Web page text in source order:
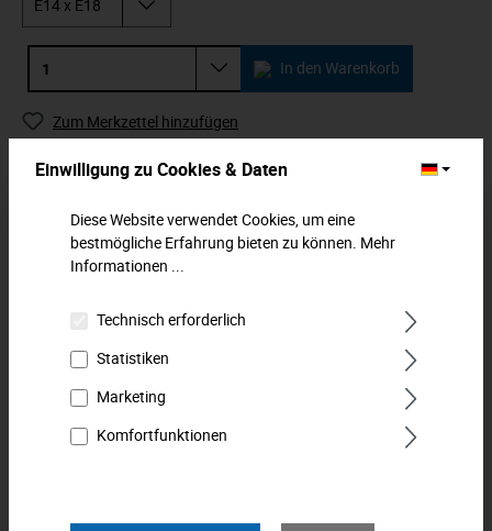
In den Warenkorb
Zum Merkzettel hinzufügen
Doppelringschlüssel, Außen-TORX®.Doppelringschlüssel,
gerade, Außen-TORX®, mit extra dünnwandigen Ringen für
enge Platzverhä…Mehr
Downloads
Bewertungen
Einwilligung zu Cookies & Daten
Diese Website verwendet Cookies, um eine
bestmögliche Erfahrung bieten zu können. Mehr
Informationen ...
Technisch erforderlich
Statistiken
Marketing
Komfortfunktionen